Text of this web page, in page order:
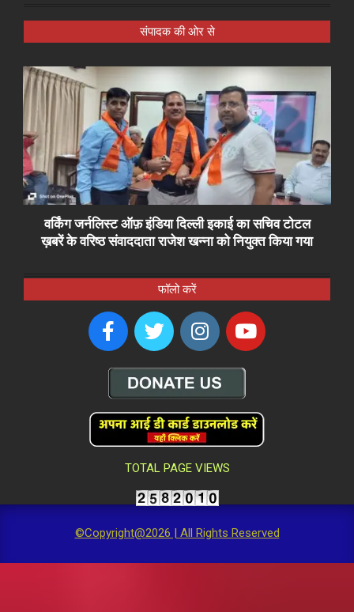
संपादक की ओर से
वर्किंग जर्नलिस्ट ऑफ़ इंडिया दिल्ली इकाई का सचिव टोटल
ख़बरें के वरिष्ठ संवाददाता राजेश खन्ना को नियुक्त किया गया
फॉलो करें
TOTAL PAGE VIEWS
©Copyright@2026 | All Rights Reserved